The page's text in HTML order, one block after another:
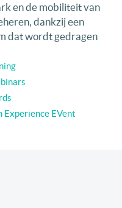
en de mobiliteit van
dankzij een
dat wordt gedragen
Experience EVent